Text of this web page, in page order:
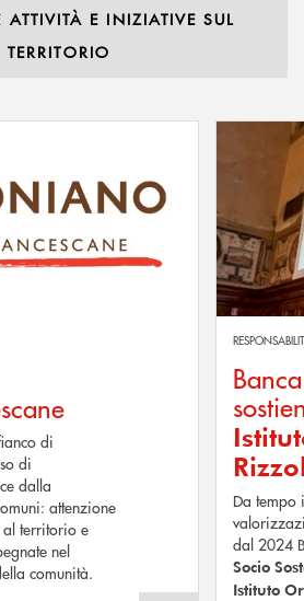
ATTIVITÀ E INIZIATIVE SUL
TERRITORIO
di
di
dalla
attenzione
al territorio e
nel
comunità.
Scopri di
Da tempo
dal 2024
Socio
Istituto